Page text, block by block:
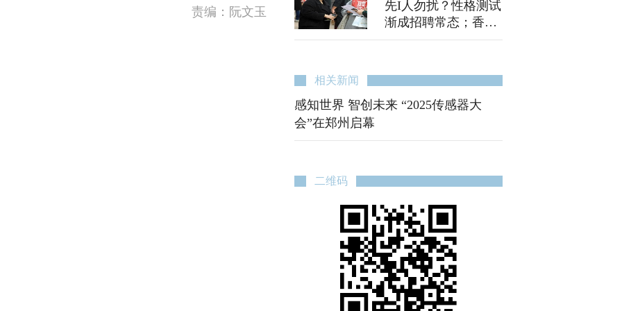
责编：阮文玉
先I人勿扰？性格测试
渐成招聘常态；香港
火灾已致128人遇难
相关新闻
感知世界 智创未来 “2025传感器大
会”在郑州启幕
二维码